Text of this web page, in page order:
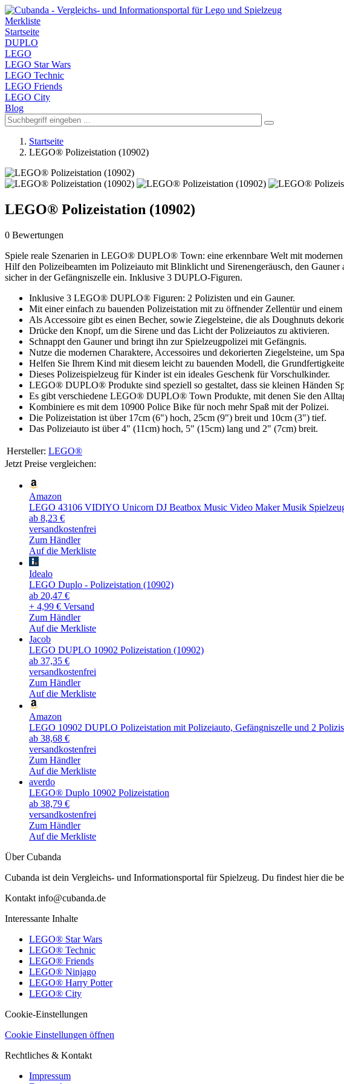
Merkliste
Startseite
DUPLO
LEGO
LEGO Star Wars
LEGO Technic
LEGO Friends
LEGO City
Blog
Startseite
LEGO® Polizeistation (10902)
LEGO® Polizeistation (10902)
0 Bewertungen
Spiele reale Szenarien in LEGO® DUPLO® Town: eine erkennbare Welt mit
Hilf den Polizeibeamten im Polizeiauto mit Blinklicht und Sirenengeräusch, den
sicher in der Gefängniszelle ein. Inklusive 3 DUPLO-Figuren.
Inklusive 3 LEGO® DUPLO® Figuren: 2 Polizisten und ein Gauner.
Mit einer einfach zu bauenden Polizeistation mit zu öffnender Zellentür und
Als Accessoire gibt es einen Becher, sowie Ziegelsteine, die als Doughnuts
Drücke den Knopf, um die Sirene und das Licht der Polizeiautos zu aktivieren.
Schnappt den Gauner und bringt ihn zur Spielzeugpolizei mit Gefängnis.
Nutze die modernen Charaktere, Accessoires und dekorierten Ziegelsteine, um
Helfen Sie Ihrem Kind mit diesem leicht zu bauenden Modell, die
Dieses Polizeispielzeug für Kinder ist ein ideales Geschenk für Vorschulkinder.
LEGO® DUPLO® Produkte sind speziell so gestaltet, dass sie kleinen Händen
Es gibt verschiedene LEGO® DUPLO® Town Produkte, mit denen Sie den
Kombiniere es mit dem 10900 Police Bike für noch mehr Spaß mit der Polizei.
Die Polizeistation ist über 17cm (6") hoch, 25cm (9") breit und 10cm (3") tief.
Das Polizeiauto ist über 4" (11cm) hoch, 5" (15cm) lang und 2" (7cm) breit.
Hersteller: LEGO®
Jetzt Preise vergleichen:
Amazon
LEGO 43106 VIDIYO Unicorn DJ Beatbox Music Video Maker Musik
ab 8,23 €
versandkostenfrei
Zum Händler
Auf die Merkliste
Idealo
LEGO Duplo - Polizeistation (10902)
ab 20,47 €
+ 4,99 € Versand
Zum Händler
Auf die Merkliste
Jacob
LEGO DUPLO 10902 Polizeistation (10902)
ab 37,35 €
versandkostenfrei
Zum Händler
Auf die Merkliste
Amazon
LEGO 10902 DUPLO Polizeistation mit Polizeiauto, Gefängniszelle und 2
ab 38,68 €
versandkostenfrei
Zum Händler
Auf die Merkliste
averdo
LEGO® Duplo 10902 Polizeistation
ab 38,79 €
versandkostenfrei
Zum Händler
Auf die Merkliste
Über Cubanda
Cubanda ist dein Vergleichs- und Informationsportal für Spielzeug. Du findest hier
Kontakt info@cubanda.de
Interessante Inhalte
LEGO® Star Wars
LEGO® Technic
LEGO® Friends
LEGO® Ninjago
LEGO® Harry Potter
LEGO® City
Cookie-Einstellungen
Cookie Einstellungen öffnen
Rechtliches & Kontakt
Impressum